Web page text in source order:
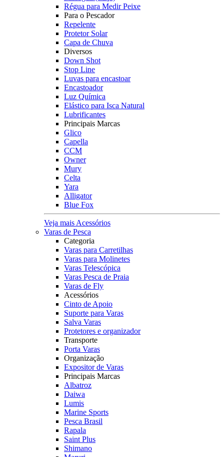
Régua para Medir Peixe
Para o Pescador
Repelente
Protetor Solar
Capa de Chuva
Diversos
Down Shot
Stop Line
Luvas para encastoar
Encastoador
Luz Química
Elástico para Isca Natural
Lubrificantes
Principais Marcas
Glico
Capella
CCM
Owner
Mury
Celta
Yara
Alligator
Blue Fox
Veja mais Acessórios
Varas de Pesca
Categoria
Varas para Carretilhas
Varas para Molinetes
Varas Telescópica
Varas Pesca de Praia
Varas de Fly
Acessórios
Cinto de Apoio
Suporte para Varas
Salva Varas
Protetores e organizador
Transporte
Porta Varas
Organização
Expositor de Varas
Principais Marcas
Albatroz
Daiwa
Lumis
Marine Sports
Pesca Brasil
Rapala
Saint Plus
Shimano